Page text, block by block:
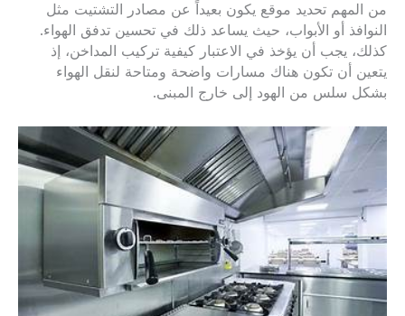
من المهم تحديد موقع يكون بعيداً عن مصادر التشتيت مثل
النوافذ أو الأبواب، حيث يساعد ذلك في تحسين تدفق الهواء.
كذلك، يجب أن يؤخذ في الاعتبار كيفية تركيب المداخن، إذ
يتعين أن تكون هناك مسارات واضحة ومتاحة لنقل الهواء
بشكل سلس من الهود إلى خارج المبنى.